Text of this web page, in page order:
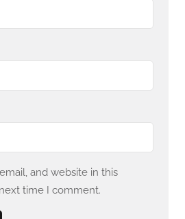
and website in this
time I comment.